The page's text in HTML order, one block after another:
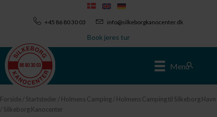
+45 86 80 30 03 info@silkeborgkanocenter.dk
Book jeres tur
Menu
Forside/ Startsteder / Holmens Camping/ Holmens Camping til Silkeborg Havn
/ Silkeborg Kanocenter